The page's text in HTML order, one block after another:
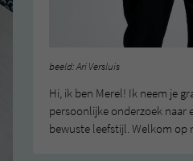
beeld: Ari Versluis
Hi, ik ben Merel! Ik neem je
persoonlijke onderzoek naar
bewuste leefstijl. Welkom op